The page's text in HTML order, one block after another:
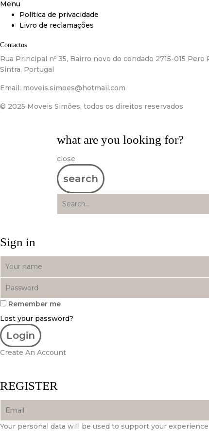
Menu
Política de privacidade
Livro de reclamações
Contactos
Rua Principal nº 35, Bairro novo do condado 2715-015 Pero
Sintra, Portugal
Email: moveis.simoes@hotmail.com
© 2025 Moveis Simões, todos os direitos reservados
what are you looking for?
close
search
Sign in
Remember me
Lost your password?
Create An Account
REGISTER
Your personal data will be used to support your